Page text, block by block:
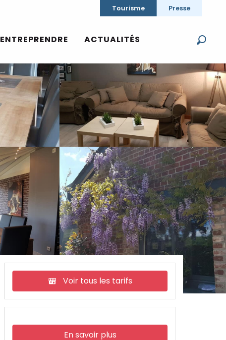
Tourisme Presse
ENTREPRENDRE ACTUALITÉS
Voir tous les tarifs
En savoir plus